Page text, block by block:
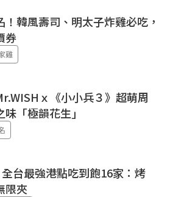
韓風壽司、明太子炸雞必吃，
券
雞
ｘ《小小兵３》超萌周
「極韻花生」
台最強港點吃到飽16家：烤
限夾